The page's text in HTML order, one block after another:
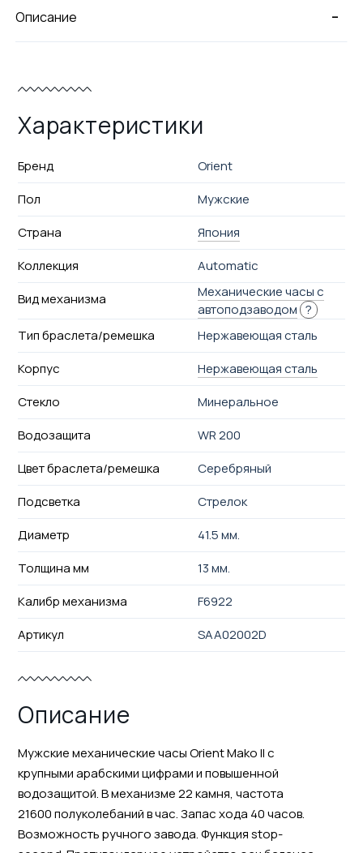
-
Описание
Характеристики
Бренд
Orient
Пол
Мужские
Страна
Япония
Коллекция
Automatic
Вид механизма
Механические часы с
автоподзаводом ?
Тип браслета/ремешка
Нержавеющая сталь
Корпус
Нержавеющая сталь
Стекло
Минеральное
Водозащита
WR 200
Цвет браслета/ремешка
Серебряный
Подсветка
Стрелок
Диаметр
41.5 мм.
Толщина мм
13 мм.
Калибр механизма
F6922
Артикул
SAA02002D
Описание
Мужские механические часы Orient Mako II с
крупными арабскими цифрами и повышенной
водозащитой. В механизме 22 камня, частота
21600 полуколебаний в час. Запас хода 40 часов.
Возможность ручного завода. Функция stop-